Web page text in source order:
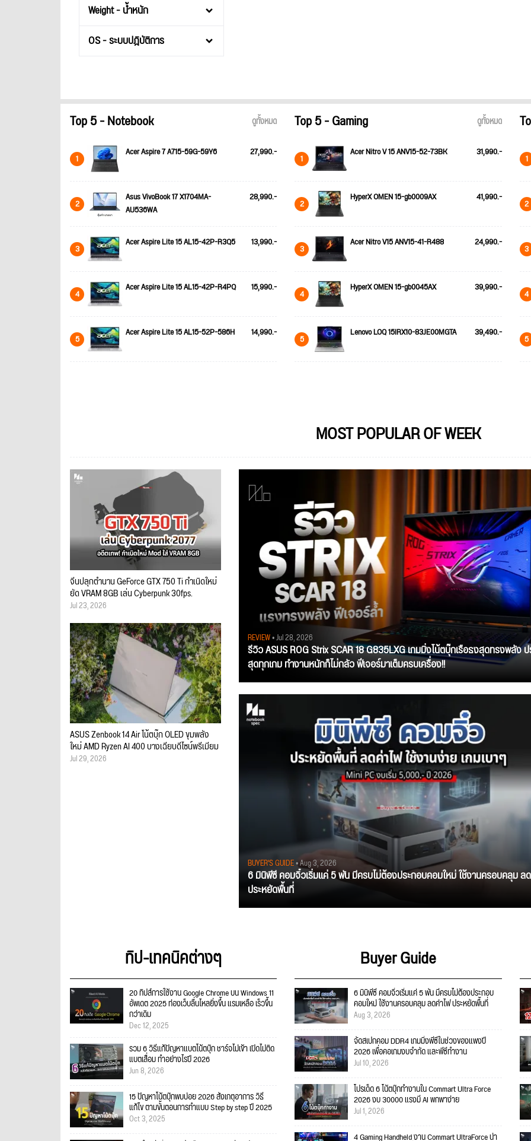
Weight - น้ำหนัก
OS - ระบบปฎิบัติการ
Top 5 - Notebook ดูทั้งหมด
1 Acer Aspire 7 A715-59G-59Y6 27,990.-
2
Asus VivoBook 17 X1704MA-
AU536WA
28,990.-
3 Acer Aspire Lite 15 AL15-42P-R3Q5 13,990.-
4 Acer Aspire Lite 15 AL15-42P-R4PQ 15,990.-
5 Acer Aspire Lite 15 AL15-52P-586H 14,990.-
Top 5 - Gaming ดูทั้งหมด
1 Acer Nitro V 15 ANV15-52-73BK 31,990.-
2 HyperX OMEN 15-gb0009AX 41,990.-
3 Acer Nitro V15 ANV15-41-R488 24,990.-
4 HyperX OMEN 15-gb0045AX 39,990.-
5 Lenovo LOQ 15IRX10-83JE00MGTA 39,490.-
1
2
3
4
5
MOST POPULAR OF WEEK
REVIEW• Jul 28, 2026
รีวิว ASUS ROG Strix SCAR 18 G835LXG เกมมิ่งโน้ตบุ๊กเรือธงสุดทรงพลัง
สุดทุกเกม ทำงานหนักก็ไม่กลัว ฟีเจอร์มาเต็มครบเครื่อง!!
BUYER'S GUIDE• Aug 3, 2026
6 มินิพีซี คอมจิ๋วเริ่มแค่ 5 พัน มีครบไม่ต้องประกอบคอมใหม่ ใช้งานครอบคลุม ล
ประหยัดพื้นที่
จีนปลุกตำนาน GeForce GTX 750 Ti กำเนิดใหม่
ยัด VRAM 8GB เล่น Cyberpunk 30fps.
Jul 23, 2026
ASUS Zenbook 14 Air โน้ตบุ๊ก OLED ขุมพลัง
ใหม่ AMD Ryzen AI 400 บางเฉียบดีไซน์พรีเมียม
Jul 29, 2026
ทิป-เทคนิคต่างๆ
20 ทิปส์การใช้งาน Google Chrome บน Windows 11
อัพเดต 2025 ท่องเว็บลื่นไหลยิ่งขึ้น แรมเหลือ เร็วขึ้น
กว่าเดิม
Dec 12, 2025
รวม 6 วิธีแก้ปัญหาแบตโน้ตบุ๊ก ชาร์จไม่เข้า เปิดไม่ติด
แบตเสื่อม ทำอย่างไรปี 2026
Jun 8, 2026
15 ปัญหาโน้ตบุ๊กพบบ่อย 2026 สังเกตุอาการ วิธี
แก้ไข ตามขั้นตอนการทำแบบ Step by step ปี 2025
Oct 3, 2025
Buyer Guide
6 มินิพีซี คอมจิ๋วเริ่มแค่ 5 พัน มีครบไม่ต้องประกอบ
คอมใหม่ ใช้งานครอบคลุม ลดค่าไฟ ประหยัดพื้นที่
Aug 3, 2026
จัดสเปกคอม DDR4 เกมมิ่งพีซีในช่วงของแพงปี
2026 เพื่อคอเกมงบจำกัด และพีซีทำงาน
Jul 10, 2026
โปรเด็ด 6 โน้ตบุ๊กทำงานใน Commart Ultra Force
2026 งบ 30000 แรงมี AI พกพาง่าย
Jul 1, 2026
4 Gaming Handheld งาน Commart UltraForce น่า